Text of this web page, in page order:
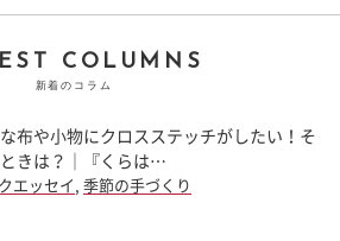
COLUMNS
新着のコラム
布や小物にクロスステッチがしたい！そ
ときは？｜『くらは…
エッセイ 季節の手づくり